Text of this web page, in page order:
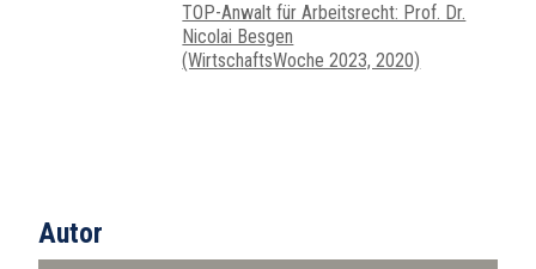
TOP-Anwalt für Arbeitsrecht: Prof. Dr.
Nicolai Besgen
(WirtschaftsWoche 2023, 2020)
Autor